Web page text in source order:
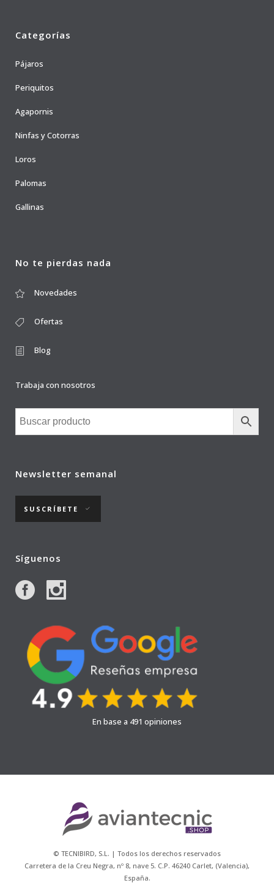
Categorías
Pájaros
Periquitos
Agapornis
Ninfas y Cotorras
Loros
Palomas
Gallinas
No te pierdas nada
Novedades
Ofertas
Blog
Trabaja con nosotros
Newsletter semanal
SUSCRÍBETE
Síguenos
En base a 491 opiniones
© TECNIBIRD, S.L. | Todos los derechos reservados
Carretera de la Creu Negra, nº 8, nave 5. C.P. 46240 Carlet, (Valencia),
España.